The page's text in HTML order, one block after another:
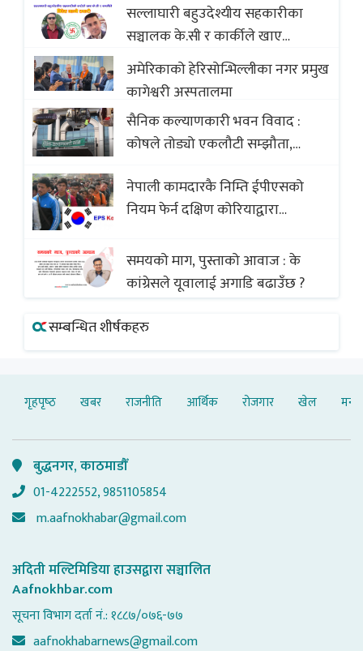
सल्लाघारी बहुउदेश्यीय सहकारीका
सञ्चालक के.सी र कार्कीले खाए
सदस्यको करोडौं बचत
अमेरिकाको हेरिसोन्भिल्लीका नगर प्रमुख
कागेश्वरी अस्पतालमा
सैनिक कल्याणकारी भवन विवाद :
कोषले तोड्यो एकलौटी सम्झौता,
(भिडियो)
नेपाली कामदारकै निम्ति ईपीएसको
नियम फेर्न दक्षिण कोरियाद्वारा
समयको माग, पुस्ताको आवाज : के
कांग्रेसले यूवालाई अगाडि बढाउँछ ?
सम्बन्धित शीर्षकहरु
गृहपृष्‍ठ खबर राजनीति आर्थिक रोजगार खेल
बुद्धनगर, काठमाडौँ
01-4222552, 9851105854
m.aafnokhabar@gmail.com
अदिती मल्टिमिडिया हाउसद्वारा सञ्चालित
Aafnokhbar.com
सूचना विभाग दर्ता नं.: १८८७/०७६-७७
aafnokhabarnews@gmail.com